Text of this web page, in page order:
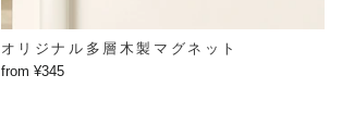
オリジナル多層木製マグネット
from ¥345